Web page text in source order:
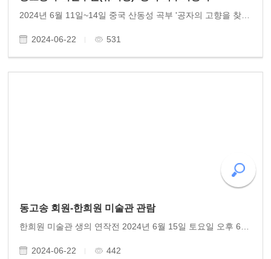
2024년 6월 11일~14일 중국 산동성 곡부 '공자의 고향을 찾다" 동고송 수석연구원 유미정 이사는 광주유학대학 학생들과 중국 산동성 공자의 고향 곡부와 태산을 찾아 공자의 발자취를 탐방하였다. 산동성 곡부 공묘-공부-공림-태산-산동성박물관 일대 기행기 1편을 탑..
2024-06-22 531
동고송 회원-한희원 미술관 관람
한희원 미술관 생의 연작전 2024년 6월 15일 토요일 오후 6시 한희원 작가 이 양림동 한희원 미술관에서 열렸다. 한작가는 그간 천착해온 생의 연작들 작품들을 하나 하나 해설하였다. 바이올린, 피아노 연주도 한데 어우러져 멋진 여름날 전시공연을 선사하였다. 동고..
2024-06-22 442